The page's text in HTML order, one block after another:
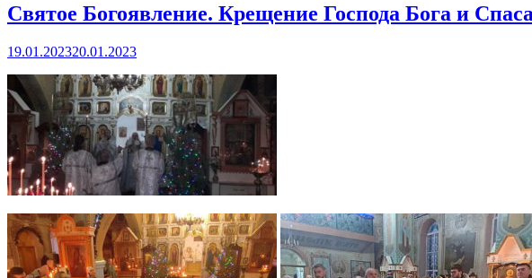
Святое Богоявление. Крещение Господа Бога и
19.01.202320.01.2023